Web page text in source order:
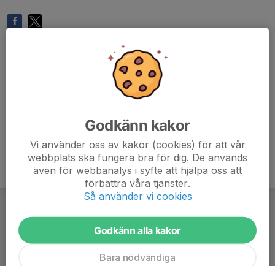
Godkänn kakor
Vi använder oss av kakor (cookies) för att vår
webbplats ska fungera bra för dig. De används
även för webbanalys i syfte att hjälpa oss att
förbättra våra tjänster.
Så använder vi cookies
Godkänn alla kakor
Bara nödvändiga